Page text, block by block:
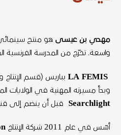
مهدي بن عيسى هو منتج
واسعة.تخرّج من المدرسة الفرنسية
LA FEMIS بباريس (قسم الإنتاج
وبدأ مسيرته المهنية في الولايات
Searchlight
قبل أن ينضم إلى
أسّس في عام شركة الإنتاج